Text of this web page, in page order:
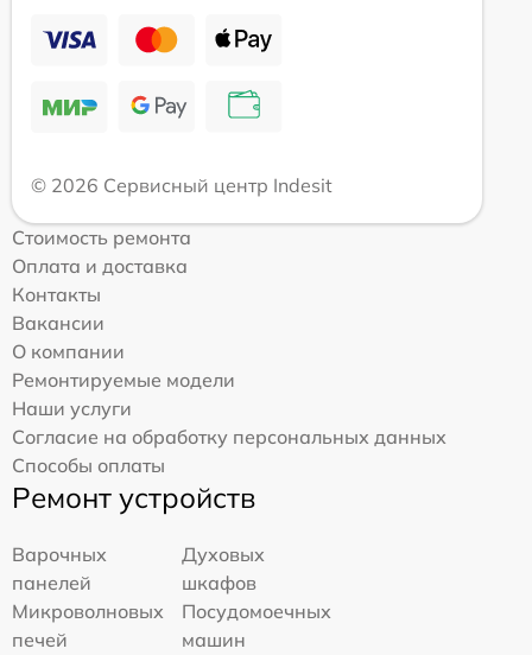
© 2026 Сервисный центр Indesit
Стоимость ремонта
Оплата и доставка
Контакты
Вакансии
О компании
Ремонтируемые модели
Наши услуги
Согласие на обработку персональных данных
Способы оплаты
Ремонт устройств
Варочных
панелей
Духовых
шкафов
Микроволновых
печей
Посудомоечных
машин